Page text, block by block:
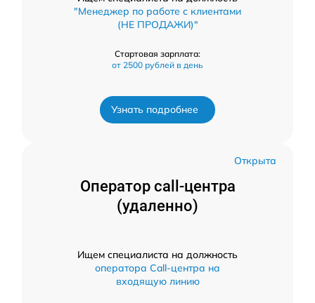
"Менеджер по работе с клиентами
(НЕ ПРОДАЖИ)"
Стартовая зарплата:
от 2500 рублей в день
Узнать подробнее
Открыта
Оператор call-центра
(удаленно)
Ищем специалиста на должность
оператора Call-центра на
входящую линию